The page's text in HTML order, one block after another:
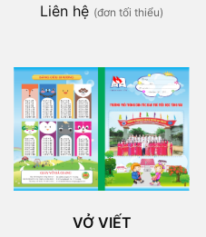
Liên hệ (đơn tối thiểu)
VỞ VIẾT